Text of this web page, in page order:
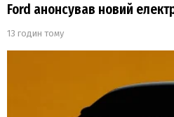
Ford анонсував новий
13 годин тому